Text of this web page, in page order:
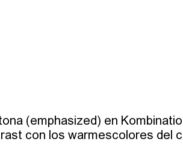
(emphasized) en
con los warmescolores del